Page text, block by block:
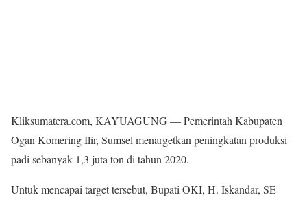
Kliksumatera.com, KAYUAGUNG — Pemerintah Kabupaten
Ogan Komering Ilir, Sumsel menargetkan peningkatan produksi
padi sebanyak 1,3 juta ton di tahun 2020.
Untuk mencapai target tersebut, Bupati OKI, H. Iskandar, SE